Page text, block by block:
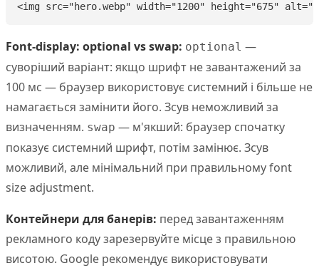
<img src="hero.webp" width="1200" height="675"
Font-display: optional vs swap: optional —
суворіший варіант: якщо шрифт не завантажений за
100 мс — браузер використовує системний і більше не
намагається замінити його. Зсув неможливий за
визначенням. swap — м'якший: браузер спочатку
показує системний шрифт, потім замінює. Зсув
можливий, але мінімальний при правильному font
size adjustment.
Контейнери для банерів: перед завантаженням
рекламного коду зарезервуйте місце з правильною
висотою. Google рекомендує використовувати